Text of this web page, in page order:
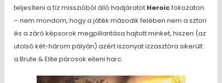
teljesíteni a tíz misszióból álló hadjáratot Heroic fokozaton
– nem mondom, hogy a játék második felében nem a sztori
és a záró képsorok megpillantása hajtott minket, hiszen (az
utolsó két-három pályán) azért iszonyat izzasztóra sikerült
a Brute & Elite párosok elleni harc.